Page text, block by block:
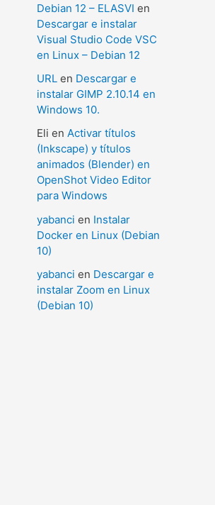
Debian 12 – ELASVI en
Descargar e instalar
Visual Studio Code VSC
en Linux – Debian 12
URL en Descargar e
instalar GIMP 2.10.14 en
Windows 10.
Eli en Activar títulos
(Inkscape) y títulos
animados (Blender) en
OpenShot Video Editor
para Windows
yabanci en Instalar
Docker en Linux (Debian
10)
yabanci en Descargar e
instalar Zoom en Linux
(Debian 10)